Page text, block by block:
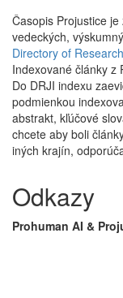
Časopis Projustice
vedeckých,
Directory of
Indexované články z
Do DRJI indexu
podmienkou
abstrakt, kľúčové
chcete aby boli
iných krajín,
Odkazy
Prohuman AI &